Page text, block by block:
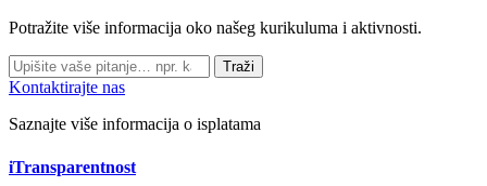
Potražite više informacija oko našeg kurikuluma i aktivnosti.
Traži
Kontaktirajte nas
Saznajte više informacija o isplatama
iTransparentnost